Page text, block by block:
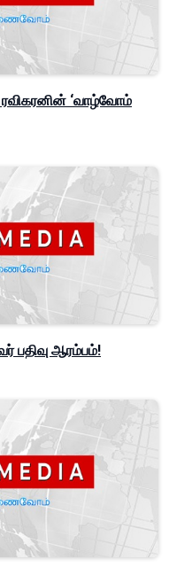
ரவிகரனின் ‘வாழ்வோம்
பதிவு ஆரம்பம்!